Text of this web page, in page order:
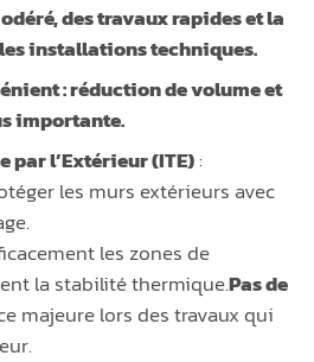
des travaux rapides et la
installations techniques.
:réduction de volume et
importante.
par l’Extérieur (ITE):
les murs extérieurs avec
les zones de
la stabilité thermique.Pas de
majeure lors des travaux qui